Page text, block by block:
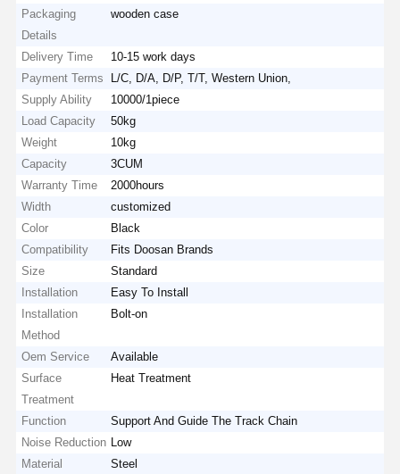
Packaging
Details
wooden case
Delivery Time
10-15 work days
Payment Terms
L/C, D/A, D/P, T/T, Western Union,
Supply Ability
10000/1piece
Load Capacity
50kg
Weight
10kg
Capacity
3CUM
Warranty Time
2000hours
Width
customized
Color
Black
Compatibility
Fits Doosan Brands
Size
Standard
Installation
Easy To Install
Installation
Method
Bolt-on
Oem Service
Available
Surface
Treatment
Heat Treatment
Function
Support And Guide The Track Chain
Noise Reduction
Low
Material
Steel